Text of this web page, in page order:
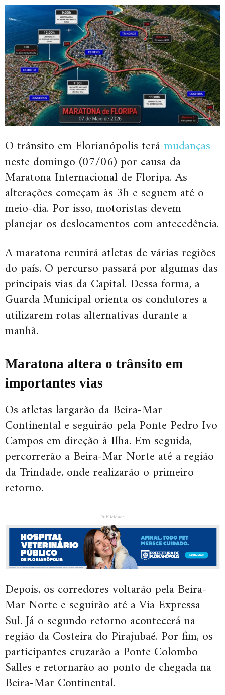
O trânsito em Florianópolis terámudanças
neste domingo (07/06) por causa da
Maratona Internacional de Floripa. As
alterações começam às 3h e seguem até o
meio-dia. Por isso, motoristas devem
planejar os deslocamentos com antecedência.
A maratona reunirá atletas de várias regiões
do país. O percurso passará por algumas das
principais vias da Capital. Dessa forma, a
Guarda Municipal orienta os condutores a
utilizarem rotas alternativas durante a
manhã.
Maratona altera o trânsito em
importantes vias
Os atletas largarão da Beira-Mar
Continental e seguirão pela Ponte Pedro Ivo
Campos em direção à Ilha. Em seguida,
percorrerão a Beira-Mar Norte até a região
da Trindade, onde realizarão o primeiro
retorno.
Publicidade
Depois, os corredores voltarão pela Beira-
Mar Norte e seguirão até a Via Expressa
Sul. Já o segundo retorno acontecerá na
região da Costeira do Pirajubaé. Por fim, os
participantes cruzarão a Ponte Colombo
Salles e retornarão ao ponto de chegada na
Beira-Mar Continental.